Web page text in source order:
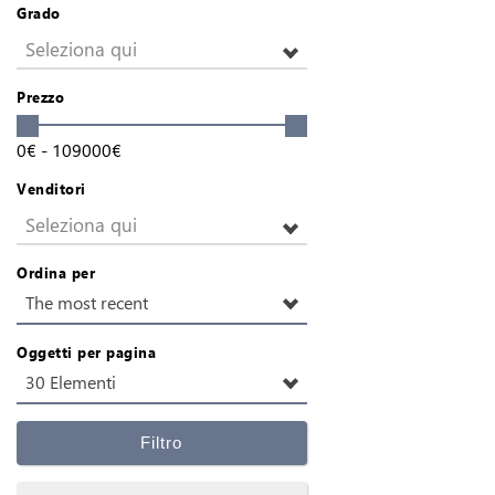
Grado
Seleziona qui
Prezzo
0€ - 109000€
Venditori
Seleziona qui
Ordina per
The most recent
Oggetti per pagina
30 Elementi
Filtro